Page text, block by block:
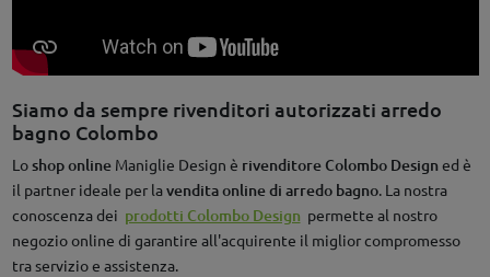
Siamo da sempre rivenditori autorizzati arredo
bagno Colombo
Loshop onlineManiglie Design è rivenditore Colombo Design ed è
il partner ideale per lavendita online di arredo bagno. La nostra
conoscenza dei prodotti Colombo Design permette al nostro
negozio online di garantire all'acquirente il miglior compromesso
tra servizio e assistenza.